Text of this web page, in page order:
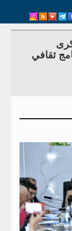
ثقافي